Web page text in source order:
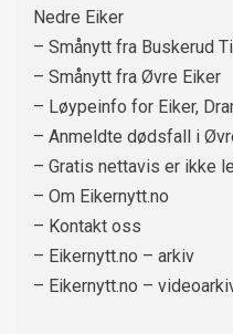
Nedre Eiker
– Smånytt fra Buskerud
– Smånytt fra Øvre Eiker
– Løypeinfo for Eiker,
– Anmeldte dødsfall i
– Gratis nettavis er ikke
– Om Eikernytt.no
– Kontakt oss
– Eikernytt.no – arkiv
– Eikernytt.no –